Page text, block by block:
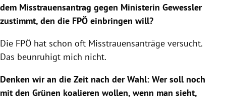
dem Misstrauensantrag gegen Ministerin Gewessler
zustimmt, den die FPÖ einbringen will?
Die FPÖ hat schon oft Misstrauensanträge versucht.
Das beunruhigt mich nicht.
Denken wir an die Zeit nach der Wahl: Wer soll noch
mit den Grünen koalieren wollen, wenn man sieht,